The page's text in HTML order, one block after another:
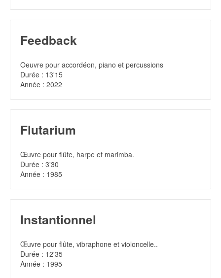
Feedback
Oeuvre pour accordéon, piano et percussions
Durée : 13'15
Année : 2022
Flutarium
Œuvre pour flûte, harpe et marimba.
Durée : 3'30
Année : 1985
Instantionnel
Œuvre pour flûte, vibraphone et violoncelle..
Durée : 12'35
Année : 1995